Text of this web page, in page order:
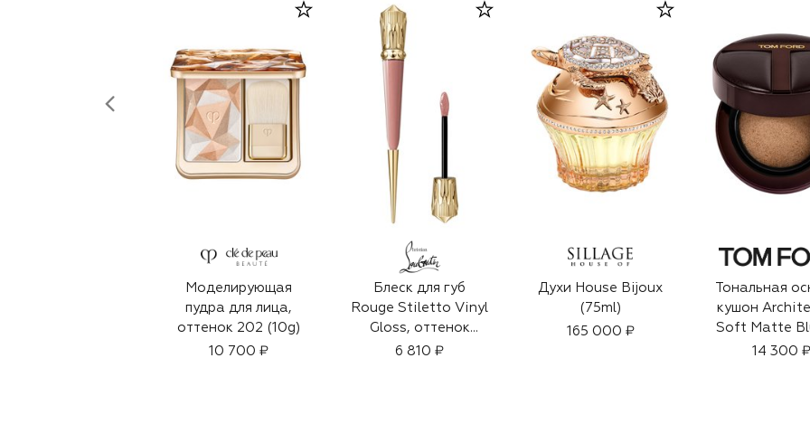
Моделирующая
пудра для лица,
оттенок 202 (10g)
10 700 ₽
Блеск для губ
Rouge Stiletto Vinyl
Gloss, оттенок
Smoky Nudy 392V
6 810 ₽
Духи House Bijoux
(75ml)
165 000 ₽
Тональная
кушон
Soft Matte
Cushion14 300 ₽